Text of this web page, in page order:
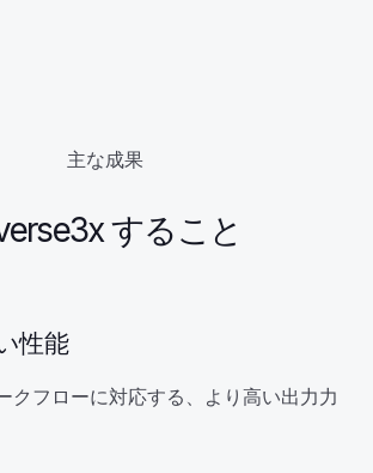
主な成果
すること
性能
クフローに対応する、より高い出力力